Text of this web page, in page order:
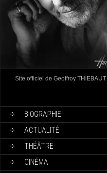
Site officiel de Geoffroy THIEBAUT
BIOGRAPHIE
ACTUALITÉ
THÉÂTRE
CINÉMA